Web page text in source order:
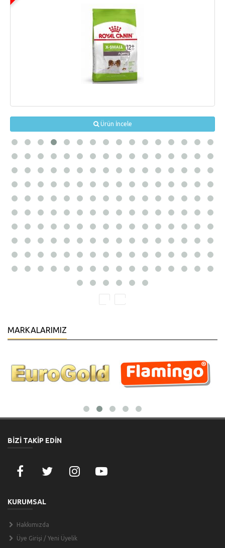
Ürün İncele
MARKALARIMIZ
BİZİ TAKİP EDİN
KURUMSAL
Hakkımızda
Üye Girişi / Yeni Üyelik